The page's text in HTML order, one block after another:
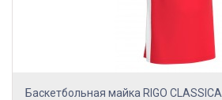
Баскетбольная майка RIGO CLASSICA